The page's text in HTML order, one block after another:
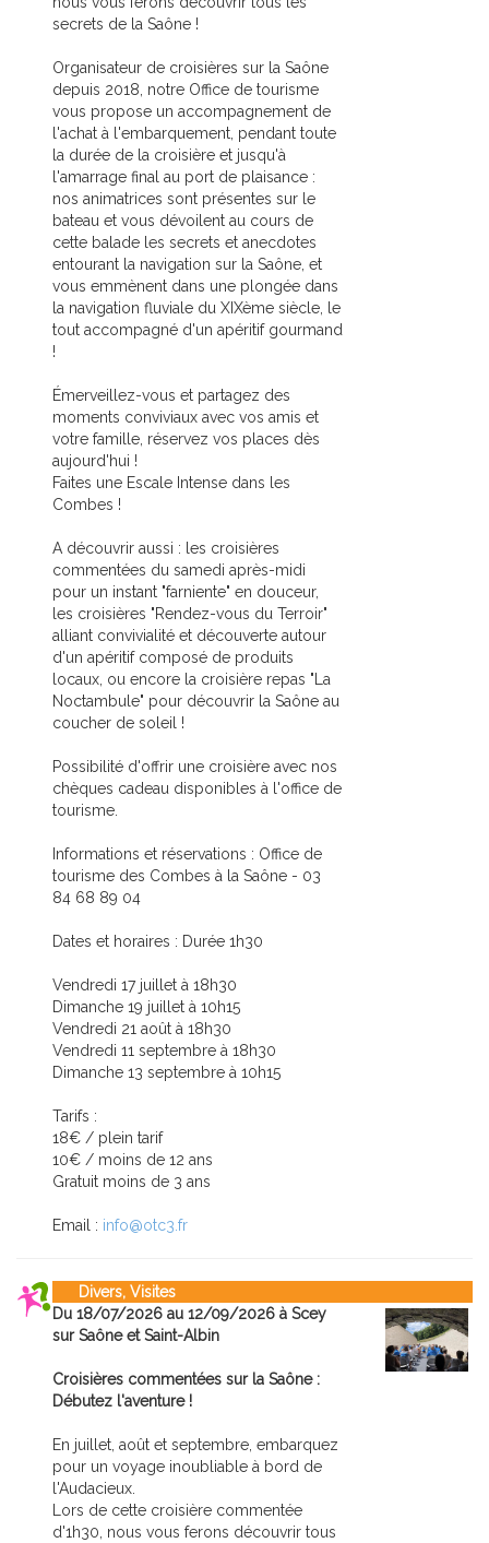
secrets de la Saône !
Organisateur de croisières sur la Saône
depuis 2018, notre Office de tourisme
vous propose un accompagnement de
l'achat à l'embarquement, pendant toute
la durée de la croisière et jusqu'à
l'amarrage final au port de plaisance :
nos animatrices sont présentes sur le
bateau et vous dévoilent au cours de
cette balade les secrets et anecdotes
entourant la navigation sur la Saône, et
vous emmènent dans une plongée dans
la navigation fluviale du XIXème siècle, le
tout accompagné d'un apéritif gourmand
!
Émerveillez-vous et partagez des
moments conviviaux avec vos amis et
votre famille, réservez vos places dès
aujourd'hui !
Faites une Escale Intense dans les
Combes !
A découvrir aussi : les croisières
commentées du samedi après-midi
pour un instant "farniente" en douceur,
les croisières "Rendez-vous du Terroir"
alliant convivialité et découverte autour
d'un apéritif composé de produits
locaux, ou encore la croisière repas "La
Noctambule" pour découvrir la Saône au
coucher de soleil !
Possibilité d'offrir une croisière avec nos
chèques cadeau disponibles à l'office de
tourisme.
Informations et réservations : Office de
tourisme des Combes à la Saône - 03
84 68 89 04
Dates et horaires : Durée 1h30
Vendredi 17 juillet à 18h30
Dimanche 19 juillet à 10h15
Vendredi 21 août à 18h30
Vendredi 11 septembre à 18h30
Dimanche 13 septembre à 10h15
Tarifs :
18€ / plein tarif
10€ / moins de 12 ans
Gratuit moins de 3 ans
Email : info@otc3.fr
Divers, Visites
Du 18/07/2026 au 12/09/2026 à Scey
sur Saône et Saint-Albin
Croisières commentées sur la Saône :
Débutez l'aventure !
En juillet, août et septembre, embarquez
pour un voyage inoubliable à bord de
l'Audacieux.
Lors de cette croisière commentée
d'1h30, nous vous ferons découvrir tous